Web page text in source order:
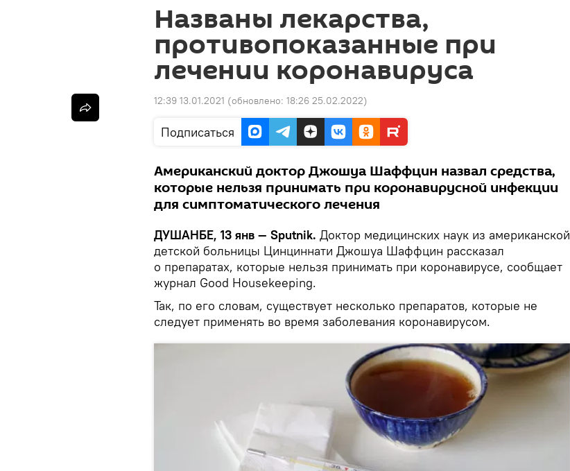
Названы лекарства,
противопоказанные при
лечении коронавируса
12:39 13.01.2021 (обновлено: 18:26 25.02.2022)
Подписаться
Американский доктор Джошуа Шаффцин назвал средства,
которые нельзя принимать при коронавирусной инфекции
для симптоматического лечения
ДУШАНБЕ, 13 янв — Sputnik. Доктор медицинских наук из американской
детской больницы Цинциннати Джошуа Шаффцин рассказал
о препаратах, которые нельзя принимать при коронавирусе, сообщает
журнал Good Housekeeping.
Так, по его словам, существует несколько препаратов, которые не
следует применять во время заболевания коронавирусом.